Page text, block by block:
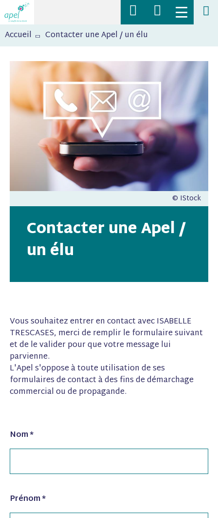
Navigation
supérieure
Toggle
menu
Rechercher
des
des
ressources,
des
articles
sur
Fil
d'Ariane
Accueil Contacter une Apel / un élu
© IStock
Contacter une Apel /
un élu
Vous souhaitez entrer en contact avecISABELLE
TRESCASES, merci de remplir le formulaire suivant
et de le valider pour que votre message lui
parvienne.
L'Apel s'oppose à toute utilisation de ses
formulaires de contact à des fins de démarchage
commercial ou de propagande.
Nom*
Prénom*